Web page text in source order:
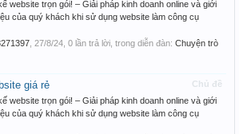
website trọn gói! – Giải pháp kinh doanh online và giới
của quý khách khi sử dụng website làm công cụ
27/8/24 , 0 lần trả lời, trong diễn đàn: Chuyện trò
Chủ đề
giá rẻ
website trọn gói! – Giải pháp kinh doanh online và giới
của quý khách khi sử dụng website làm công cụ